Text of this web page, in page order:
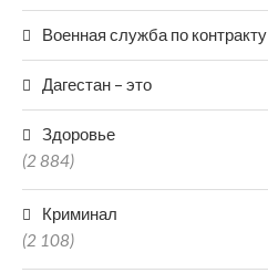
Военная служба по контракту
Дагестан – это
Здоровье
(2 884)
Криминал
(2 108)